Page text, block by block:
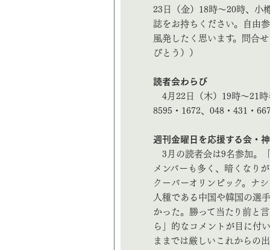
23日（金）18時～20時、小
誌をお持ちください。自由
風発したく思います。問合
びとう））
読者会わらび
4月22日（木）19時～21
8595・1672、048・431・
週刊金曜日を応援する会・
3月の読者会は9名参加。
メンバーも多く、暗くなり
クーバーオリンピック。ナ
人種である中国や韓国の選
かった。勝って当たり前と
ら」的なコメントが目に付
ままでは厳しいこれからの